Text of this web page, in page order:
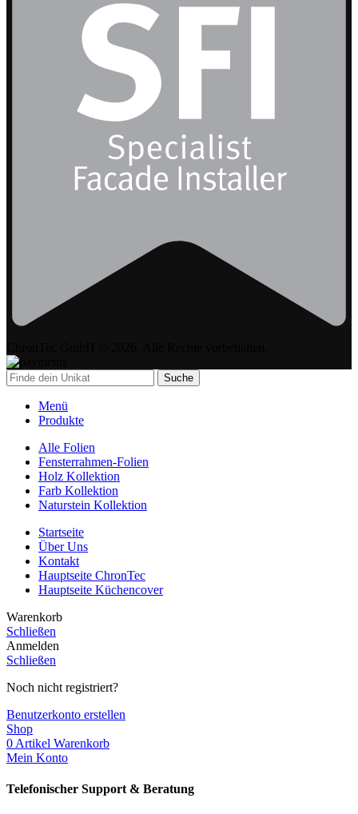
Suche
Menü
Produkte
Alle Folien
Fensterrahmen-Folien
Holz Kollektion
Farb Kollektion
Naturstein Kollektion
Startseite
Über Uns
Kontakt
Hauptseite ChronTec
Hauptseite Küchencover
Warenkorb
Schließen
Anmelden
Schließen
Noch nicht registriert?
Benutzerkonto erstellen
Shop
0 Artikel Warenkorb
Mein Konto
Telefonischer Support & Beratung